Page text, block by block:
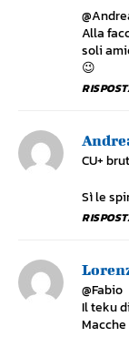
Alla
soli
😉
CU+
Sì le
@Fabio
Il teku